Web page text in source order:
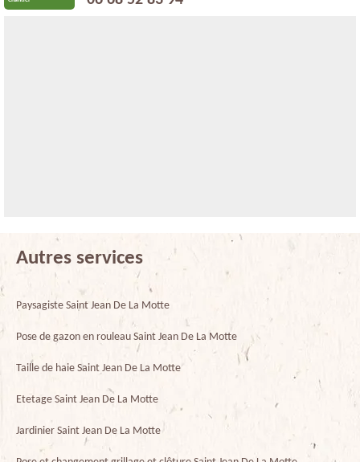
Autres services
Paysagiste Saint Jean De La Motte
Pose de gazon en rouleau Saint Jean De La Motte
Taille de haie Saint Jean De La Motte
Etetage Saint Jean De La Motte
Jardinier Saint Jean De La Motte